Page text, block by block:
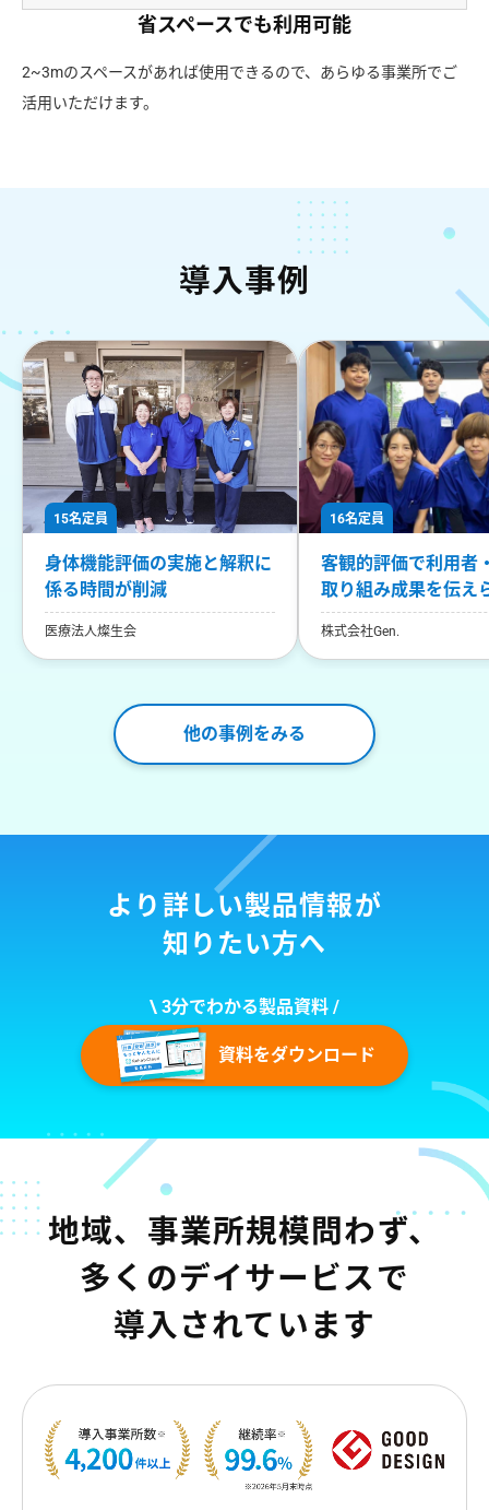
省スペースでも利用可能
2~3mのスペースがあれば使用できるので、あらゆる事業所でご
活用いただけます。
導入事例
15名定員
身体機能評価の実施と解釈に
係る時間が削減
医療法人燦生会
16名定員
客観的評価で利用者
取り組み成果を伝え
株式会社Gen.
他の事例をみる
より詳しい製品情報が
知りたい方へ
\ 3分でわかる製品資料 /
資料をダウンロード
地域、事業所規模問わず、
多くのデイサービスで
導入されています